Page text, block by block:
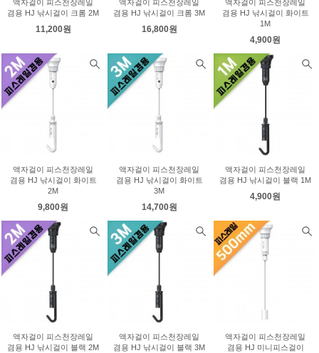
액자걸이 피스천장레일
겸용 HJ 낚시걸이 크롬 2M
11,200원
액자걸이 피스천장레일
겸용 HJ 낚시걸이 크롬 3M
16,800원
액자걸이 피스천장레일
겸용 HJ 낚시걸이 화이트
1M
4,900원
액자걸이 피스천장레일
겸용 HJ 낚시걸이 화이트
2M
9,800원
액자걸이 피스천장레일
겸용 HJ 낚시걸이 화이트
3M
14,700원
액자걸이 피스천장레일
겸용 HJ 낚시걸이 블랙 1M
4,900원
액자걸이 피스천장레일
겸용 HJ 낚시걸이 블랙 2M
액자걸이 피스천장레일
겸용 HJ 낚시걸이 블랙 3M
액자걸이 피스천장레일
겸용 HJ 미니피스걸이